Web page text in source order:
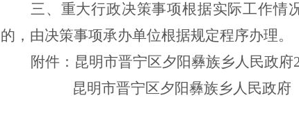
三、重大行政决策事项根据实际工作情
的，由决策事项承办单位根据规定程序办理。
附件：昆明市晋宁区夕阳彝族乡人民政府
昆明市晋宁区夕阳彝族乡人民政府